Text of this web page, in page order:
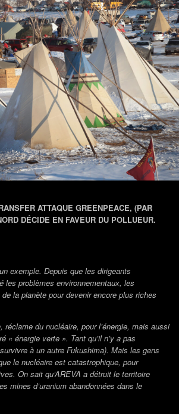
ATTAQUE GREENPEACE, (PAR
DÉCIDE EN FAVEUR DU POLLUEUR.
exemple. Depuis que les dirigeants
les problèmes environnementaux, les
la planète pour devenir encore plus riches
du nucléaire, pour l’énergie, mais aussi
« énergie verte ». Tant qu’il n’y a pas
à un autre Fukushima). Mais les gens
le nucléaire est catastrophique, pour
On sait qu’AREVA a détruit le territoire
mines d’uranium abandonnées dans le